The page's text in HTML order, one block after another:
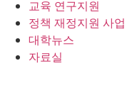
교육 연구지원
정책 재정지원 사업
대학뉴스
자료실